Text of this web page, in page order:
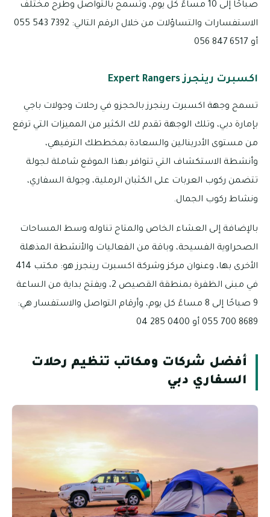
صباحًا إلى 10 مساءً كل يوم، وتسمح بالتواصل وطرح مختلف
الاستفسارات والتساؤلات من خلال الرقم التالي: 7392 543 055
أو 6517 847 056
اكسبرت رينجرز Expert Rangers
تسمح وجهة اكسبرت رينجرز بالحجزو في رحلات وجولات باجي
بإمارة دبي، وتلك الوجهة تقدم لك الكثير من المميزات التي ترفع
من مستوى الأدرينالين والسعادة بمخططك الترفيهي،
وأنشطة الاستكشاف التي تتوافر بهذا الموقع شاملة لجولة
تتضمن ركوب العربات على الكثبان الرملية، وجولة السفاري،
ونشاط ركوب الجمال.
بالإضافة إلى العشاء الخاص والمتاح تناوله وسط المساحات
الصحراوية الفسيحة، وباقة من الفعاليات والأنشطة المذهلة
الأخرى بها، وعنوان مركز وشركة اكسبرت رينجرز هو: مكتب 414
في مبنى الظفرة بمنطقة القصيص 2، ويفتح بداية من الساعة
9 صباحًا إلى 8 مساءً كل يوم، وأرقام التواصل والاستفسار هي:
8689 700 055 أو 0400 285 04
أفضل شركات ومكاتب تنظيم رحلات
السفاري دبي